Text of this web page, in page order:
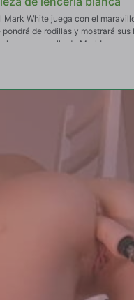
Mark White juega con el
pondrá de rodillas y mostrará
la enorme polla de Mark!